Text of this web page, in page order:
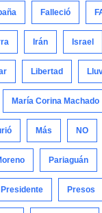
Falleció
Irán Israel
Libertad
María Corina Machado
Más NO
Pariaguán
Presidente Presos